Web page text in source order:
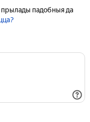
прылады падобныя да